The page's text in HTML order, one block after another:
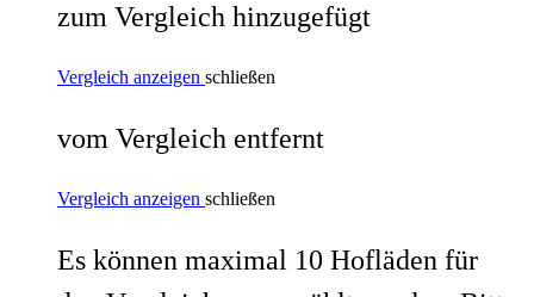
zum Vergleich hinzugefügt
Vergleich anzeigen schließen
vom Vergleich entfernt
Vergleich anzeigen schließen
Es können maximal 10 Hofläden für